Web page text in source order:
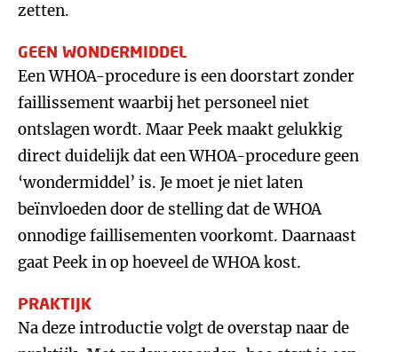
zetten.
GEEN WONDERMIDDEL
Een WHOA-procedure is een doorstart zonder
faillissement waarbij het personeel niet
ontslagen wordt. Maar Peek maakt gelukkig
direct duidelijk dat een WHOA-procedure geen
‘wondermiddel’ is. Je moet je niet laten
beïnvloeden door de stelling dat de WHOA
onnodige faillisementen voorkomt. Daarnaast
gaat Peek in op hoeveel de WHOA kost.
PRAKTIJK
Na deze introductie volgt de overstap naar de